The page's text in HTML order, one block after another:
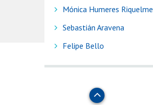
Mónica Humeres Riquelme
Sebastián Aravena
Felipe Bello
Subir